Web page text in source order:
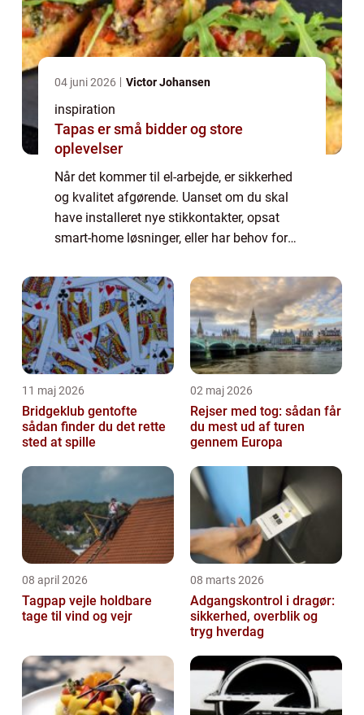
04 juni 2026 Victor Johansen
inspiration
Tapas er små bidder og store
oplevelser
Når det kommer til el-arbejde, er sikkerhed
og kvalitet afgørende. Uanset om du skal
have installeret nye stikkontakter, opsat
smart-home løsninger, eller har behov for
11 maj 2026
Bridgeklub gentofte
sådan finder du det rette
sted at spille
02 maj 2026
Rejser med tog: sådan får
du mest ud af turen
gennem Europa
08 april 2026
Tagpap vejle holdbare
tage til vind og vejr
08 marts 2026
Adgangskontrol i dragør:
sikkerhed, overblik og
tryg hverdag